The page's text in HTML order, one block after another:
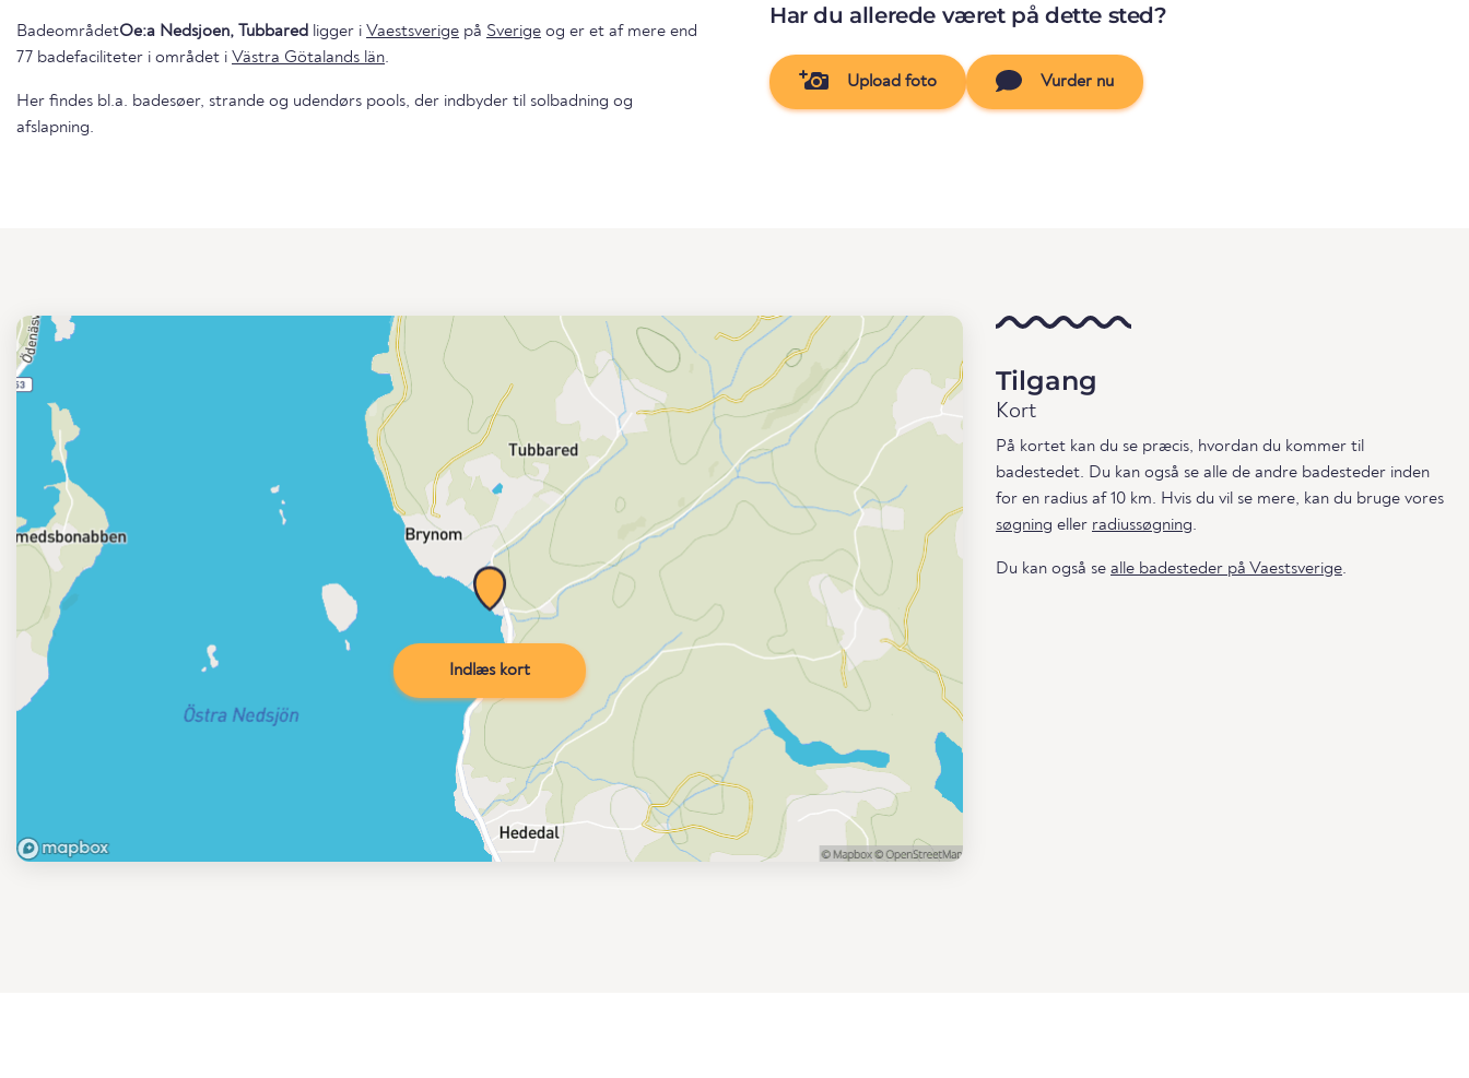
BadeområdetOe:a Nedsjoen, Tubbared ligger i Vaestsverige på Sverige og er et af mere end
77 badefaciliteter i området i Västra Götalands län.
Her findes bl.a. badesøer, strande og udendørs pools, der indbyder til solbadning og
afslapning.
Har du allerede været på dette sted?
Upload foto Vurder nu
Indlæs kort
Tilgang
Kort
På kortet kan du se præcis, hvordan du kommer til
badestedet. Du kan også se alle de andre badesteder inden
for en radius af 10 km. Hvis du vil se mere, kan du bruge vores
søgning eller radiussøgning.
Du kan også se alle badesteder på Vaestsverige.